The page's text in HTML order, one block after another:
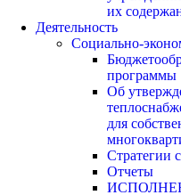
их
Деятельность
Социально-
программы
Об
для
Стратегии
Отчеты